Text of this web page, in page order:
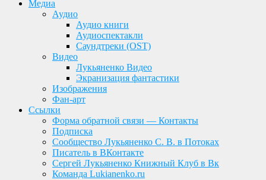
Медиа
Аудио
Аудио книги
Аудиоспектакли
Саундтреки (OST)
Видео
Лукьяненко Видео
Экранизация фантастики
Изображения
Фан-арт
Ссылки
Форма обратной связи — Контакты
Подписка
Сообщество Лукьяненко С. В. в Потоках
Писатель в ВКонтакте
Сергей Лукьяненко Книжный Клуб в Вк
Команда Lukianenko.ru